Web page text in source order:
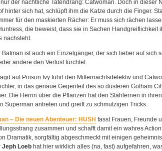
der nächtliche Tatendrang: Catwoman. Doch in dieser
hinter sich hat, schlüpft ihm die Katze durch die Finger.
für den maskierten Rächer: Er muss sich rächen
die beweist, dass sie in Sachen Handgreiflichkeit
nachsteht.
Batman ist auch ein Einzelgänger, der sich lieber auf sich
andere den Verlust fürchtet.
auf Poison Ivy führt den Mitternachtsdetektiv und
in das genaue Gegenteil des so düsteren Gotham
Die Herrin über die Pflanzen hat den Stählernen in
Superman antreten und greift zu schmutzigen Tricks.
– Die neuen Abenteuer: HUSH fasst Frauen, Freunde
zusammen und schafft damit ein wahres
Dramatik, sorgfältig abgeschmeckt mit einigen
Jeph Loeb hat hier wirklich alles (na, fast) aufgefahren,